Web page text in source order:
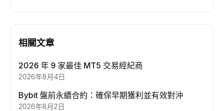
相關文章
2026 年 9 家最佳 MT5 交易經紀商
2026年8月4日
Bybit 盤前永續合約：確保早期獲利並有效對沖
2026年8月2日